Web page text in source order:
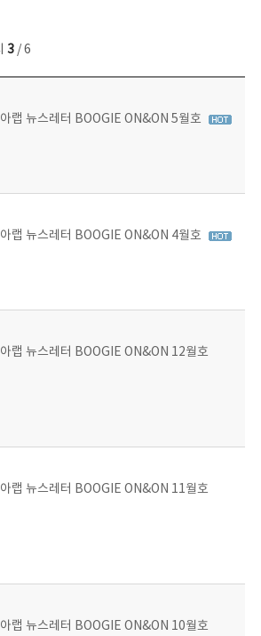
3/ 6
랩 뉴스레터 BOOGIE ON&ON 5월호
랩 뉴스레터 BOOGIE ON&ON 4월호
랩 뉴스레터 BOOGIE ON&ON 12월호
랩 뉴스레터 BOOGIE ON&ON 11월호
랩 뉴스레터 BOOGIE ON&ON 10월호